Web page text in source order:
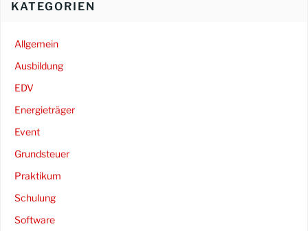
KATEGORIEN
Allgemein
Ausbildung
EDV
Energieträger
Event
Grundsteuer
Praktikum
Schulung
Software